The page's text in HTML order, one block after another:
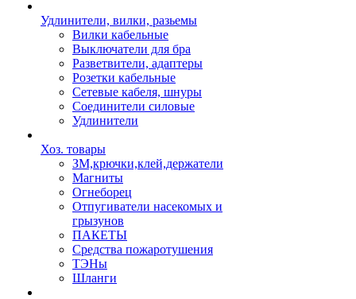
Удлинители, вилки, разьемы
Вилки кабельные
Выключатели для бра
Разветвители, адаптеры
Розетки кабельные
Сетевые кабеля, шнуры
Соединители силовые
Удлинители
Хоз. товары
ЗМ,крючки,клей,держатели
Магниты
Огнеборец
Отпугиватели насекомых и
грызунов
ПАКЕТЫ
Средства пожаротушения
ТЭНы
Шланги